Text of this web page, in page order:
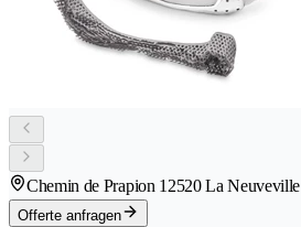
Chemin de Prapion 12520 La Neuveville
Offerte anfragen